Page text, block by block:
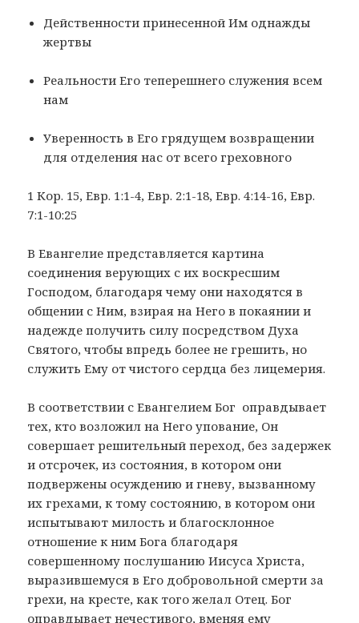
Действенности принесенной Им однажды
жертвы
Реальности Его теперешнего служения всем
нам
Уверенность в Его грядущем возвращении
для отделения нас от всего греховного
1 Кор. 15, Евр. 1:1-4, Евр. 2:1-18, Евр. 4:14-16, Евр.
7:1-10:25
В Евангелие представляется картина
соединения верующих с их воскресшим
Господом, благодаря чему они находятся в
общении с Ним, взирая на Него в покаянии и
надежде получить силу посредством Духа
Святого, чтобы впредь более не грешить, но
служить Ему от чистого сердца без лицемерия.
В соответствии с Евангелием Бог оправдывает
тех, кто возложил на Него упование, Он
совершает решительный переход, без задержек
и отсрочек, из состояния, в котором они
подвержены осуждению и гневу, вызванному
их грехами, к тому состоянию, в котором они
испытывают милость и благосклонное
отношение к ним Бога благодаря
совершенному послушанию Иисуса Христа,
выразившемуся в Его добровольной смерти за
грехи, на кресте, как того желал Отец. Бог
оправдывает нечестивого, вменяя ему